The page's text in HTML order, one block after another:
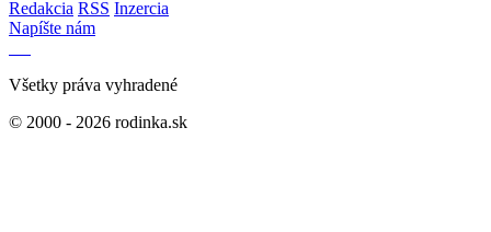
Redakcia RSS Inzercia
Napíšte nám
Všetky práva vyhradené
© 2000 - 2026 rodinka.sk